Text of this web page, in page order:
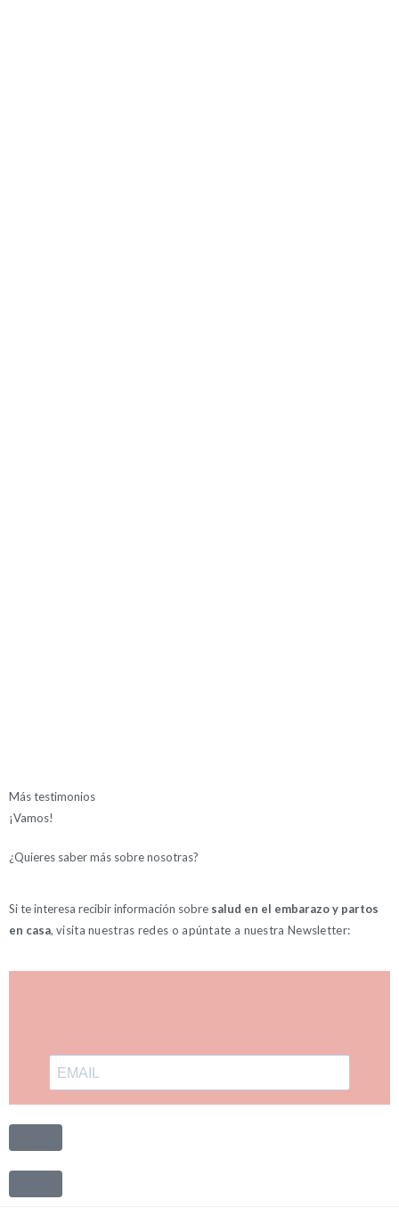
Más testimonios
¡Vamos!
¿Quieres saber más sobre nosotras?
Si te interesa recibir información sobre salud en el embarazo y partos
en casa, visitanuestras redes o apúntate a nuestra Newsletter: